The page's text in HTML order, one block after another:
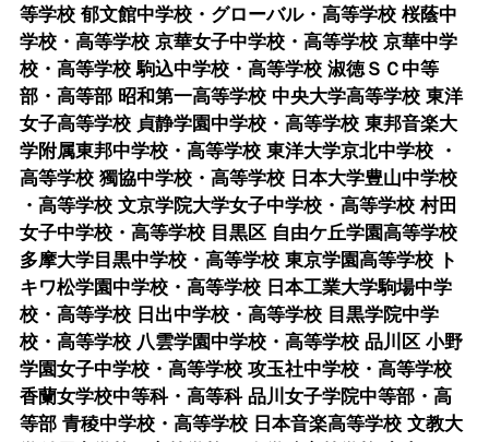
等学校 郁文館中学校・グローバル・高等学校 桜蔭中
学校・高等学校 京華女子中学校・高等学校 京華中学
校・高等学校 駒込中学校・高等学校 淑徳ＳＣ中等
部・高等部 昭和第一高等学校 中央大学高等学校 東洋
女子高等学校 貞静学園中学校・高等学校 東邦音楽大
学附属東邦中学校・高等学校 東洋大学京北中学校 ・
高等学校 獨協中学校・高等学校 日本大学豊山中学校
・高等学校 文京学院大学女子中学校・高等学校 村田
女子中学校・高等学校 目黒区 自由ケ丘学園高等学校
多摩大学目黒中学校・高等学校 東京学園高等学校 ト
キワ松学園中学校・高等学校 日本工業大学駒場中学
校・高等学校 日出中学校・高等学校 目黒学院中学
校・高等学校 八雲学園中学校・高等学校 品川区 小野
学園女子中学校・高等学校 攻玉社中学校・高等学校
香蘭女学校中等科・高等科 品川女子学院中等部・高
等部 青稜中学校・高等学校 日本音楽高等学校 文教大